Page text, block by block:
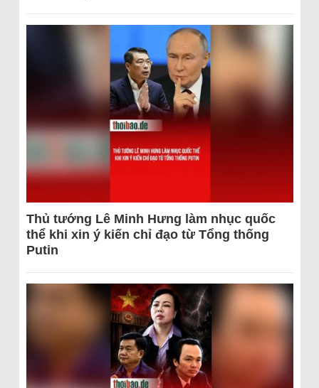
Thủ tướng Lê Minh Hưng làm nhục quốc
thể khi xin ý kiến chỉ đạo từ Tổng thống
Putin